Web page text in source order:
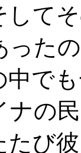
して
った
で
ナの
たび